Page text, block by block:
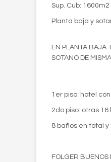
Sup. Cub:
Planta baja y
EN PLANTA BAJA:
SOTANO DE
1er piso: hotel
2do piso: otras
8 baños en total y
FOLGER BUENOS